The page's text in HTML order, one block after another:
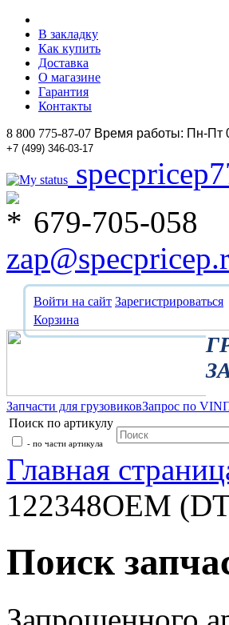
В закладку
Как купить
Доставка
О магазине
Гарантия
Контакты
8 800 775-87-07 Время работы: Пн-Пт
+7 (499) 346-03-17
679-705-058
Войти на сайт Зарегистрироваться
Корзина
Запчасти для грузовиковЗапрос по VIN
Поиск по артикулу
- по части артикула
Главная
122348OEM
Поиск